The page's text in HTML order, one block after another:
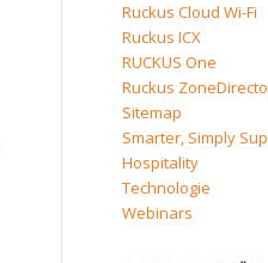
Ruckus Cloud Wi-Fi
Ruckus ICX
RUCKUS One
Ruckus
Sitemap
Smarter, Simply
Hospitality
Technologie
Webinars